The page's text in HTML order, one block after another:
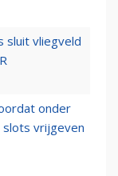
sluit vliegveld
onder
slots vrijgeven